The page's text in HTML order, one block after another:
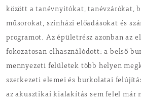
között a tanévnyitókat, tanévzárókat,
műsorokat, színházi előadásokat és
programot. Az épületrész azonban az
fokozatosan elhasználódott: a belső
mennyezeti felületek több helyen
szerkezeti elemei és burkolatai
az akusztikai kialakítás sem felel már